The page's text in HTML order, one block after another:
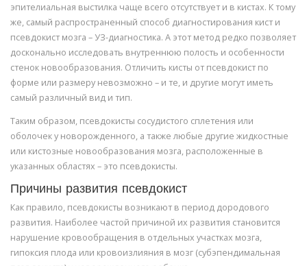
эпителиальная выстилка чаще всего отсутствует и в кистах. К тому
же, самый распространенный способ диагностирования кист и
псевдокист мозга – УЗ-диагностика. А этот метод редко позволяет
досконально исследовать внутреннюю полость и особенности
стенок новообразования. Отличить кисты от псевдокист по
форме или размеру невозможно – и те, и другие могут иметь
самый различный вид и тип.
Таким образом, псевдокисты сосудистого сплетения или
оболочек у новорожденного, а также любые другие жидкостные
или кистозные новообразования мозга, расположенные в
указанных областях – это псевдокисты.
Причины развития псевдокист
Как правило, псевдокисты возникают в период дородового
развития. Наиболее частой причиной их развития становится
нарушение кровообращения в отдельных участках мозга,
гипоксия плода или кровоизлияния в мозг (субэпендимальная